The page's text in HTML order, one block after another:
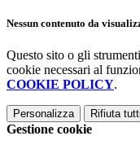
Nessun contenuto da
Questo sito o gli
cookie necessari al
COOKIE POLICY.
Personalizza Rifiuta tutti
Gestione cookie